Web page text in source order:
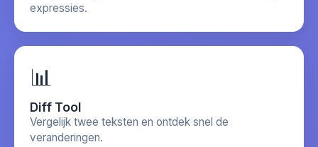
expressies.
📊
Diff Tool
Vergelijk twee teksten en ontdek snel de
veranderingen.